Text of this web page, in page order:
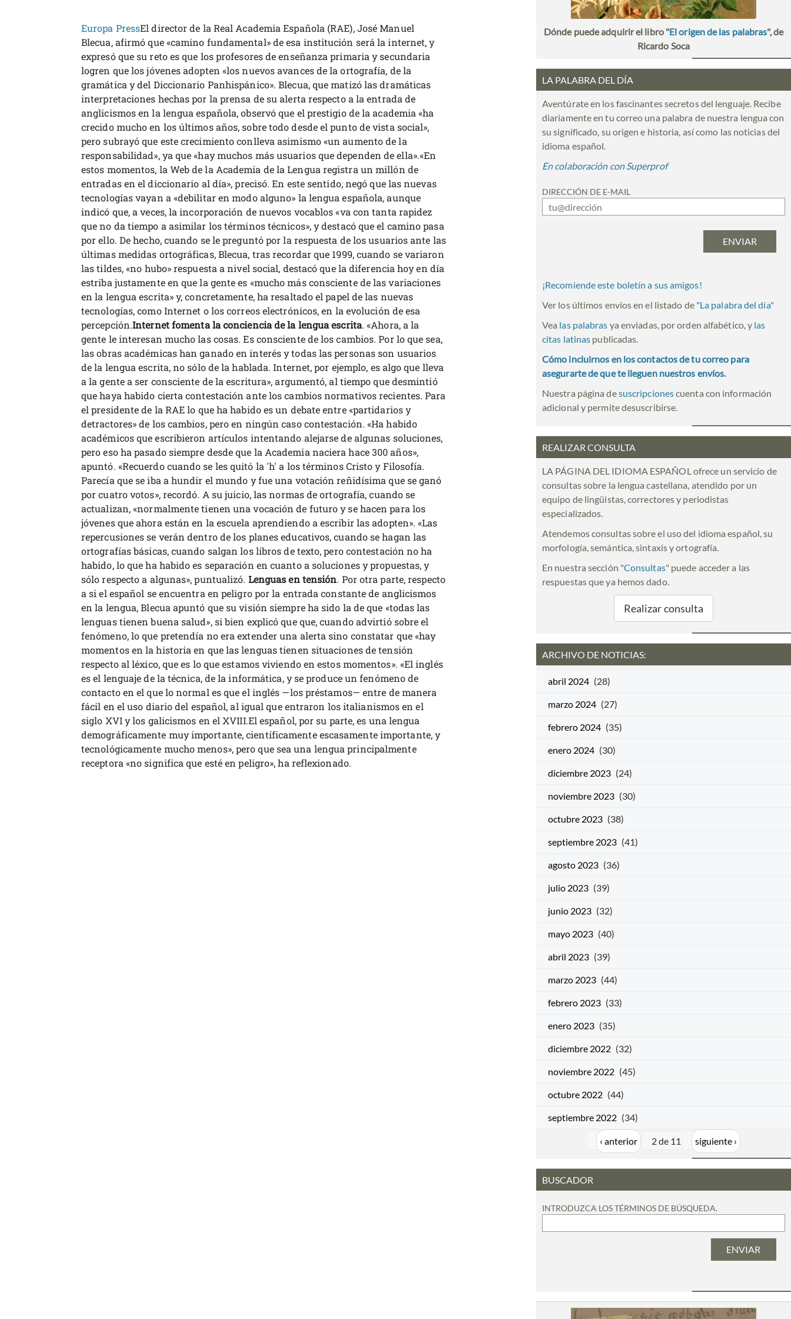
Europa PressEl director de la Real Academia Española (RAE), José Manuel
Blecua, afirmó que «camino fundamental» de esa institución será la internet, y
expresó que su reto es que los profesores de enseñanza primaria y secundaria
logren que los jóvenes adopten «los nuevos avances de la ortografía, de la
gramática y del Diccionario Panhispánico». Blecua, que matizó las dramáticas
interpretaciones hechas por la prensa de su alerta respecto a la entrada de
anglicismos en la lengua española, observó que el prestigio de la academia «ha
crecido mucho en los últimos años, sobre todo desde el punto de vista social»,
pero subrayó que este crecimiento conlleva asimismo «un aumento de la
responsabilidad», ya que «hay muchos más usuarios que dependen de ella».«En
estos momentos, la Web de la Academia de la Lengua registra un millón de
entradas en el diccionario al día», precisó. En este sentido, negó que las nuevas
tecnologías vayan a «debilitar en modo alguno» la lengua española, aunque
indicó que, a veces, la incorporación de nuevos vocablos «va con tanta rapidez
que no da tiempo a asimilar los términos técnicos», y destacó que el camino pasa
por ello. De hecho, cuando se le preguntó por la respuesta de los usuarios ante las
últimas medidas ortográficas, Blecua, tras recordar que 1999, cuando se variaron
las tildes, «no hubo» respuesta a nivel social, destacó que la diferencia hoy en día
estriba justamente en que la gente es «mucho más consciente de las variaciones
en la lengua escrita» y, concretamente, ha resaltado el papel de las nuevas
tecnologías, como Internet o los correos electrónicos, en la evolución de esa
percepción.Internet fomenta la conciencia de la lengua escrita. «Ahora, a la
gente le interesan mucho las cosas. Es consciente de los cambios. Por lo que sea,
las obras académicas han ganado en interés y todas las personas son usuarios
de la lengua escrita, no sólo de la hablada. Internet, por ejemplo, es algo que lleva
a la gente a ser consciente de la escritura», argumentó, al tiempo que desmintió
que haya habido cierta contestación ante los cambios normativos recientes. Para
el presidente de la RAE lo que ha habido es un debate entre «partidarios y
detractores» de los cambios, pero en ningún caso contestación. «Ha habido
académicos que escribieron artículos intentando alejarse de algunas soluciones,
pero eso ha pasado siempre desde que la Academia naciera hace 300 años»,
apuntó. «Recuerdo cuando se les quitó la 'h' a los términos Cristo y Filosofía.
Parecía que se iba a hundir el mundo y fue una votación reñidísima que se ganó
por cuatro votos», recordó. A su juicio, las normas de ortografía, cuando se
actualizan, «normalmente tienen una vocación de futuro y se hacen para los
jóvenes que ahora están en la escuela aprendiendo a escribir las adopten». «Las
repercusiones se verán dentro de los planes educativos, cuando se hagan las
ortografías básicas, cuando salgan los libros de texto, pero contestación no ha
habido, lo que ha habido es separación en cuanto a soluciones y propuestas, y
sólo respecto a algunas», puntualizó. Lenguas en tensión. Por otra parte, respecto
a si el español se encuentra en peligro por la entrada constante de anglicismos
en la lengua, Blecua apuntó que su visión siempre ha sido la de que «todas las
lenguas tienen buena salud», si bien explicó que que, cuando advirtió sobre el
fenómeno, lo que pretendía no era extender una alerta sino constatar que «hay
momentos en la historia en que las lenguas tienen situaciones de tensión
respecto al léxico, que es lo que estamos viviendo en estos momentos». «El inglés
es el lenguaje de la técnica, de la informática, y se produce un fenómeno de
contacto en el que lo normal es que el inglés —los préstamos— entre de manera
fácil en el uso diario del español, al igual que entraron los italianismos en el
siglo XVI y los galicismos en el XVIII.El español, por su parte, es una lengua
demográficamente muy importante, científicamente escasamente importante, y
tecnológicamente mucho menos», pero que sea una lengua principalmente
receptora «no significa que esté en peligro», ha reflexionado.
Dónde puede adquirir el libro "El origen de las palabras", de
Ricardo Soca
LA PALABRA DEL DÍA
Aventúrate en los fascinantes secretos del lenguaje. Recibe
diariamente en tu correo una palabra de nuestra lengua con
su significado, su origen e historia, así como las noticias del
idioma español.
En colaboración con Superprof
DIRECCIÓN DE E-MAIL
¡Recomiende este boletín a sus amigos!
Ver los últimos envíos en el listado de "La palabra del día"
Vea las palabras ya enviadas, por orden alfabético, y las
citas latinas publicadas.
Cómo incluirnos en los contactos de tu correo para
asegurarte de que te lleguen nuestros envíos.
Nuestra página desuscripcionescuenta con información
adicional y permite desuscribirse.
REALIZAR CONSULTA
LA PÁGINA DEL IDIOMA ESPAÑOL ofrece un servicio de
consultas sobre la lengua castellana, atendido por un
equipo de lingüistas, correctores y periodistas
especializados.
Atendemos consultas sobre el uso del idioma español, su
morfología, semántica, sintaxis y ortografía.
En nuestra sección "Consultas" puede acceder a las
respuestas que ya hemos dado.
Realizar consulta
ARCHIVO DE NOTICIAS:
abril 2024 (28)
marzo 2024 (27)
febrero 2024 (35)
enero 2024 (30)
diciembre 2023 (24)
noviembre 2023 (30)
octubre 2023 (38)
septiembre 2023 (41)
agosto 2023 (36)
julio 2023 (39)
junio 2023 (32)
mayo 2023 (40)
abril 2023 (39)
marzo 2023 (44)
febrero 2023 (33)
enero 2023 (35)
diciembre 2022 (32)
noviembre 2022 (45)
octubre 2022 (44)
septiembre 2022 (34)
‹ anterior 2 de 11 siguiente ›
BUSCADOR
INTRODUZCA LOS TÉRMINOS DE BÚSQUEDA.